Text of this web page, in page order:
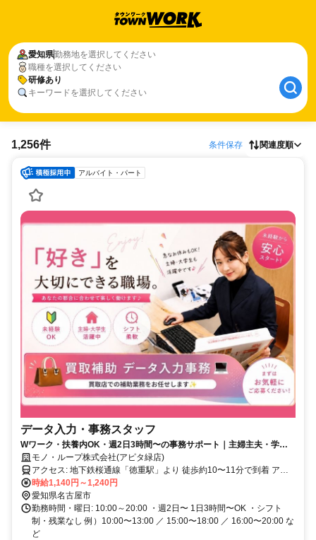
愛知県勤務地を選択してください
職種を選択してください
研修あり
キーワードを選択してください
1,256件 条件保存 関連度順
アルバイト・パート
データ入力・事務スタッフ
Wワーク・扶養内OK・週2日3時間〜の事務サポート｜主婦主夫・学
生・長期希望歓迎◎
モノ・ループ株式会社(アピタ緑店)
アクセス: 地下鉄桜通線「徳重駅」より 徒歩約10〜11分で到着 アピ
タ緑店 2階
時給1,140円～1,240円
愛知県名古屋市
勤務時間・曜日: 10:00～20:00 ・週2日〜 1日3時間〜OK ・シフト
制・残業なし 例）10:00〜13:00 ／ 15:00〜18:00 ／ 16:00〜20:00 な
ど